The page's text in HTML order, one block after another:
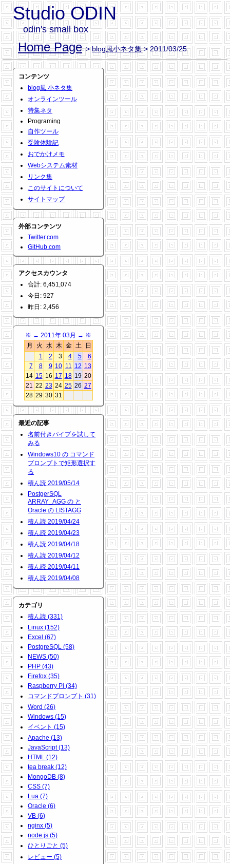
Studio ODIN
odin's small box
Home Page >blog風小ネタ集> 2011/03/25
コンテンツ
blog風 小ネタ集
オンラインツール
特集ネタ
Programing
自作ツール
受験体験記
おでかけメモ
Webシステム素材
リンク集
このサイトについて
サイトマップ
外部コンテンツ
Twitter.com
GitHub.com
アクセスカウンタ
合計: 6,451,074
今日: 927
昨日: 2,456
※ ← 2011年 03月 → ※
月
火 水 木 金 土
日
1
2 3 4 5
6
7
8 9 10 11 12 13
14 15 16 17 18 19 20
21 22 23 24 25 26 27
28 29 30 31
最近の記事
名前付きパイプを試して
みる
Windows10 の コマンド
プロンプトで矩形選択す
る
積ん読 2019/05/14
PostgerSQL
ARRAY_AGG の と
Oracle の LISTAGG
積ん読 2019/04/24
積ん読 2019/04/23
積ん読 2019/04/18
積ん読 2019/04/12
積ん読 2019/04/11
積ん読 2019/04/08
カテゴリ
積ん読 (331)
Linux (152)
Excel (67)
PostgreSQL (58)
NEWS (50)
PHP (43)
Firefox (35)
Raspberry Pi (34)
コマンドプロンプト (31)
Word (26)
Windows (15)
イベント (15)
Apache (13)
JavaScript (13)
HTML (12)
tea break (12)
MongoDB (8)
CSS (7)
Lua (7)
Oracle (6)
VB (6)
nginx (5)
node.js (5)
ひとりごと (5)
レビュー (5)